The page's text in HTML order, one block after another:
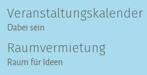
Veranstaltungs­kalender
Dabei sein
Raumvermietung
Raum für Ideen